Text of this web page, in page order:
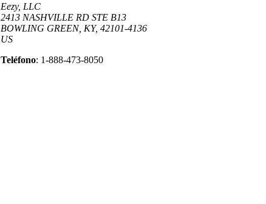
Eezy, LLC
2413 NASHVILLE RD STE B13
BOWLING GREEN, KY, 42101-4136
US
Teléfono: 1-888-473-8050